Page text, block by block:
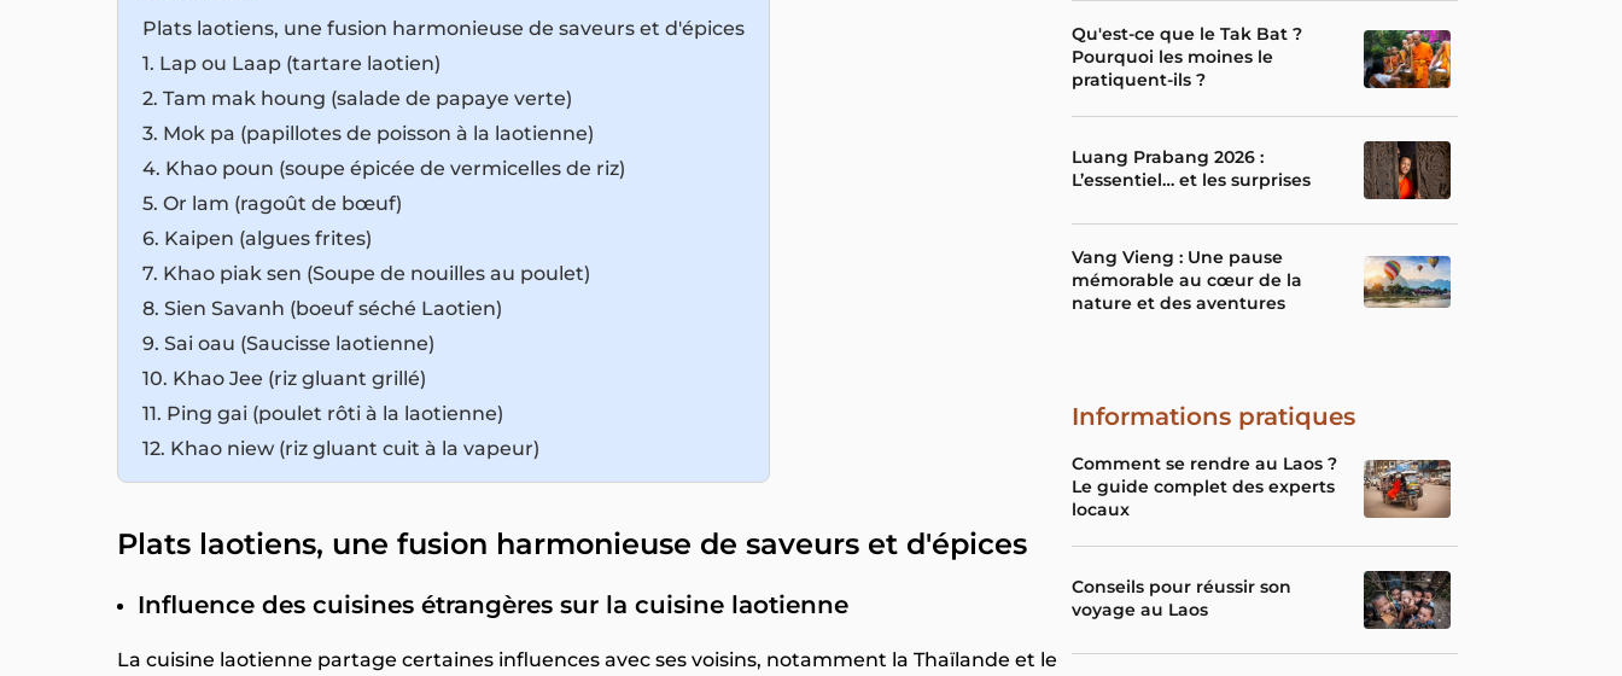
Plats laotiens, une fusion harmonieuse de saveurs et d'épices
1. Lap ou Laap (tartare laotien)
2. Tam mak houng (salade de papaye verte)
3. Mok pa (papillotes de poisson à la laotienne)
4. Khao poun (soupe épicée de vermicelles de riz)
5. Or lam (ragoût de bœuf)
6. Kaipen (algues frites)
7. Khao piak sen (Soupe de nouilles au poulet)
8. Sien Savanh (boeuf séché Laotien)
9. Sai oau (Saucisse laotienne)
10. Khao Jee (riz gluant grillé)
11. Ping gai (poulet rôti à la laotienne)
12. Khao niew (riz gluant cuit à la vapeur)
Plats laotiens, une fusion harmonieuse de saveurs et d'épices
Influence des cuisines étrangères sur la cuisine laotienne
La cuisine laotienne partage certaines influences avec ses voisins, notamment la Thaïlande et le
Qu'est-ce que le Tak Bat ?
Pourquoi les moines le
pratiquent-ils ?
Luang Prabang 2026 :
L’essentiel… et les surprises
Vang Vieng : Une pause
mémorable au cœur de la
nature et des aventures
Informations pratiques
Comment se rendre au Laos ?
Le guide complet des experts
locaux
Conseils pour réussir son
voyage au Laos